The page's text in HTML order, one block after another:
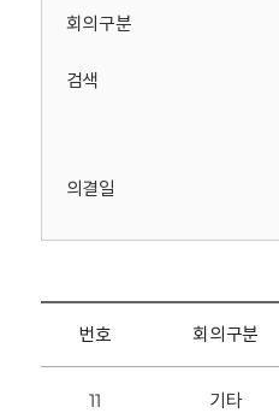
회의구분
검색
의결일
번호 회의구분
11 기타